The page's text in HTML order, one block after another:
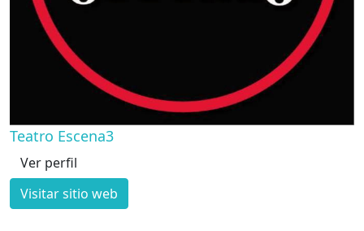
Teatro Escena3
Ver perfil
Visitar sitio web